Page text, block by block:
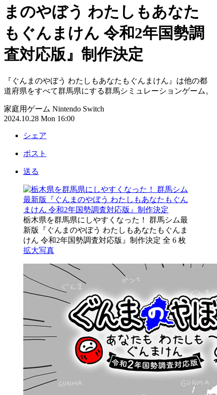
まのやぼう わたしもあなた
もぐんまけん 令和2年国勢調
査対応版』制作決定
『ぐんまのやぼう わたしもあなたもぐんまけん』は他の都
道府県をすべて群馬県にする群馬シミュレーションゲーム。
家庭用ゲーム Nintendo Switch
2024.10.28 Mon 16:00
シェア
ポスト
送る
栃木県を群馬県にしやすくなった！ 群馬シム最
新版『ぐんまのやぼう わたしもあなたもぐんま
けん 令和2年国勢調査対応版』制作決定 全 6 枚
拡大写真